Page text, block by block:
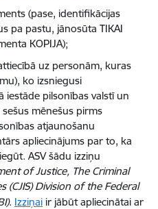
(pase, identifikācijas
pa pastu, jānosūta TIKAI
KOPIJA);
uz personām, kuras
ko izsniegusi
pilsonības valstī un
mēnešus pirms
atjaunošanu
apliecinājums par to, ka
ASV šādu izziņu
of Justice, The Criminal
(CJIS) Division of the Federal
. Izziņai ir jābūt apliecinātai ar